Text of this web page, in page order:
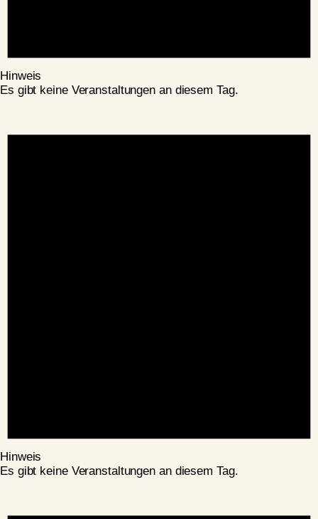
Hinweis
Es gibt keine Veranstaltungen an diesem Tag.
Hinweis
Es gibt keine Veranstaltungen an diesem Tag.